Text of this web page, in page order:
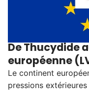
De Thucydide
européenne
Le continent
pressions